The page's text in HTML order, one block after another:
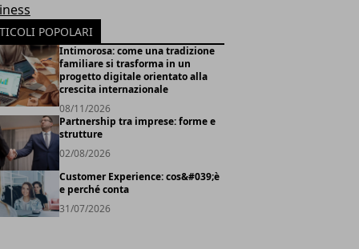
POPOLARI
Intimorosa: come una tradizione
familiare si trasforma in un
progetto digitale orientato alla
crescita internazionale
08/11/2026
Partnership tra imprese: forme e
strutture
02/08/2026
Customer Experience: cos&#039;è
e perché conta
31/07/2026